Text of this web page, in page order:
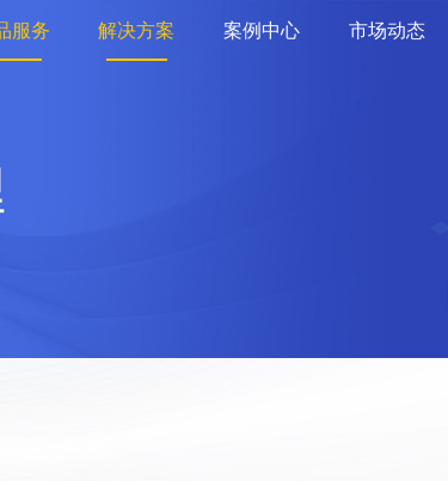
服务 解决方案 案例中心 市场动态